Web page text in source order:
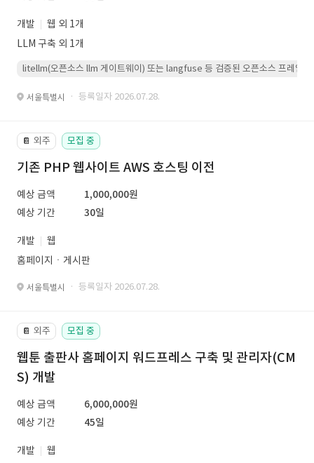
개발
웹 외 1개
LLM 구축 외 1개
litellm(오픈소스 llm 게이트웨이) 또는 langfuse 등 검증된 오픈소스 프레임워
서울특별시 · 등록일자 2026.07.28.
📔 외주 모집 중
기존 PHP 웹사이트 AWS 호스팅 이전
예상 금액
1,000,000원
예상 기간
30일
개발
웹
홈페이지ㆍ게시판
서울특별시 · 등록일자 2026.07.28.
📔 외주 모집 중
웹툰 출판사 홈페이지 워드프레스 구축 및 관리자(CM
S) 개발
예상 금액
6,000,000원
예상 기간
45일
개발
웹